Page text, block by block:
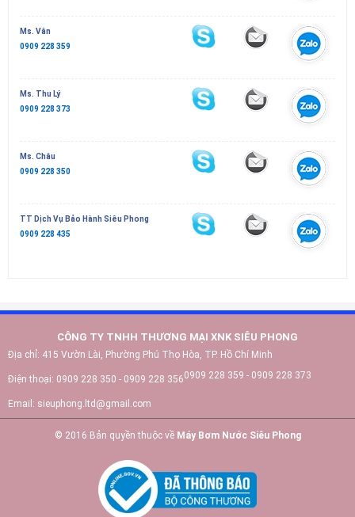
Ms. Vân
0909 228 359
Ms. Thu Lý
0909 228 373
Ms. Châu
0909 228 350
TT Dịch Vụ Bảo Hành Siêu Phong
0909 228 435
CÔNG TY TNHH THƯƠNG MẠI XNK SIÊU PHONG
Địa chỉ: 415 Vườn Lài, Phường Phú Thọ Hòa, TP. Hồ Chí Minh
Điện thoại: 0909 228 350 - 0909 228 3560909 228 359 - 0909 228 373
Email: sieuphong.ltd@gmail.com
© 2016 Bản quyền thuộc về Máy Bơm Nước Siêu Phong